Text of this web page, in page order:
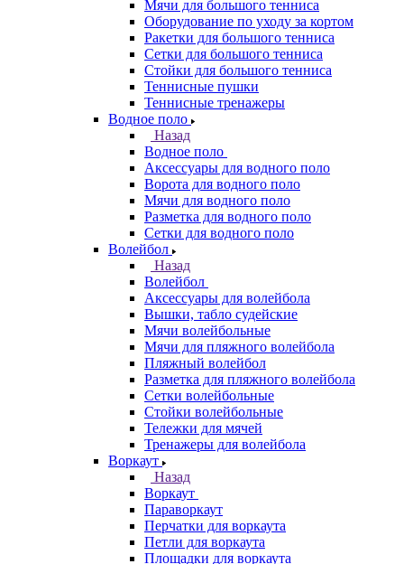
Мячи для большого тенниса
Оборудование по уходу за кортом
Ракетки для большого тенниса
Сетки для большого тенниса
Стойки для большого тенниса
Теннисные пушки
Теннисные тренажеры
Водное поло
Назад
Водное поло
Аксессуары для водного поло
Ворота для водного поло
Мячи для водного поло
Разметка для водного поло
Сетки для водного поло
Волейбол
Назад
Волейбол
Аксессуары для волейбола
Вышки, табло судейские
Мячи волейбольные
Мячи для пляжного волейбола
Пляжный волейбол
Разметка для пляжного волейбола
Сетки волейбольные
Стойки волейбольные
Тележки для мячей
Тренажеры для волейбола
Воркаут
Назад
Воркаут
Параворкаут
Перчатки для воркаута
Петли для воркаута
Площадки для воркаута